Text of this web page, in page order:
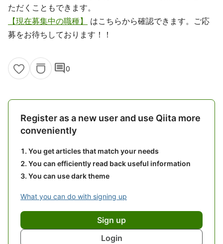
ただくこともできます。
【現在募集中の職種】
はこちらから確認できます。ご応
募をお待ちしております！！
comment0
Register as a new user and use Qiita more
conveniently
You get articles that match your needs
You can efficiently read back useful information
You can use dark theme
What you can do with signing up
Sign up
Login